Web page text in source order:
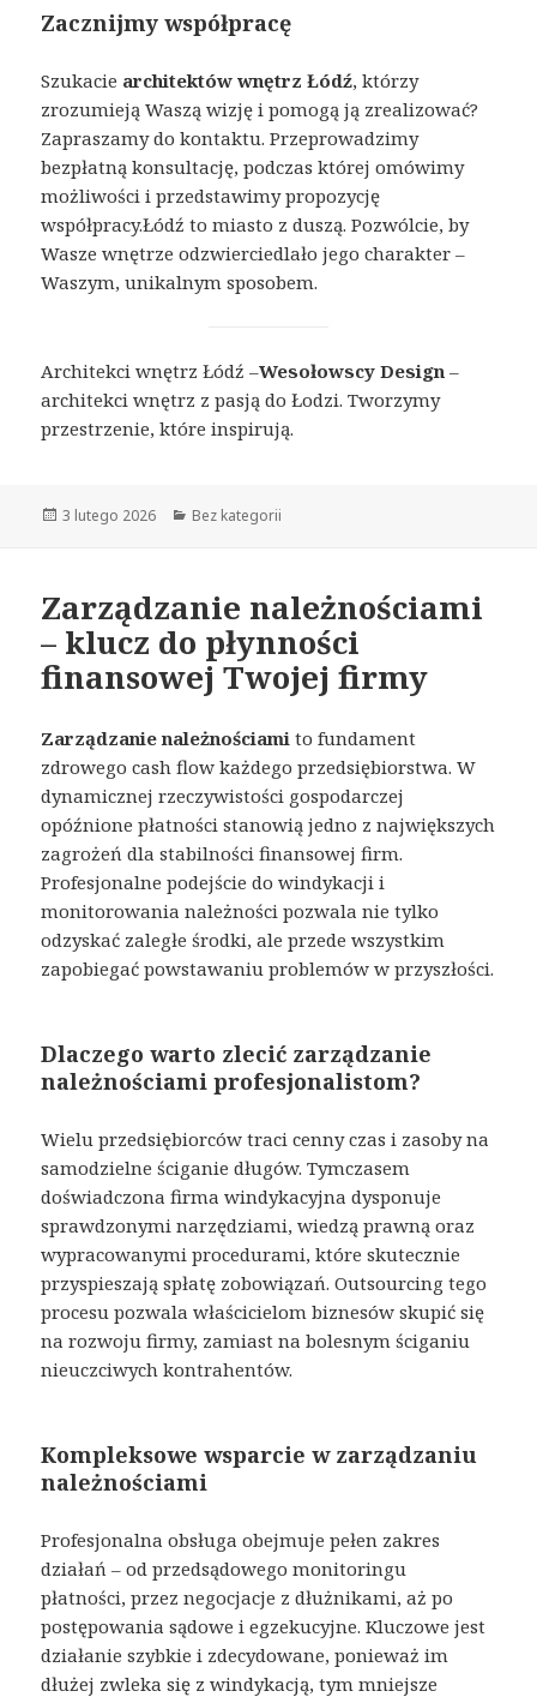
Zacznijmy współpracę
Szukacie architektów wnętrz Łódź, którzy
zrozumieją Waszą wizję i pomogą ją zrealizować?
Zapraszamy do kontaktu. Przeprowadzimy
bezpłatną konsultację, podczas której omówimy
możliwości i przedstawimy propozycję
współpracy.Łódź to miasto z duszą. Pozwólcie, by
Wasze wnętrze odzwierciedlało jego charakter –
Waszym, unikalnym sposobem.
Architekci wnętrz Łódź –Wesołowscy Design –
architekci wnętrz z pasją do Łodzi. Tworzymy
przestrzenie, które inspirują.
Opublikowano
3 lutego 2026 Kategorie
Bez kategorii
Zarządzanie należnościami
– klucz do płynności
finansowej Twojej firmy
Zarządzanie należnościami to fundament
zdrowego cash flow każdego przedsiębiorstwa. W
dynamicznej rzeczywistości gospodarczej
opóźnione płatności stanowią jedno z największych
zagrożeń dla stabilności finansowej firm.
Profesjonalne podejście do windykacji i
monitorowania należności pozwala nie tylko
odzyskać zaległe środki, ale przede wszystkim
zapobiegać powstawaniu problemów w przyszłości.
Dlaczego warto zlecić zarządzanie
należnościami profesjonalistom?
Wielu przedsiębiorców traci cenny czas i zasoby na
samodzielne ściganie długów. Tymczasem
doświadczona firma windykacyjna dysponuje
sprawdzonymi narzędziami, wiedzą prawną oraz
wypracowanymi procedurami, które skutecznie
przyspieszają spłatę zobowiązań. Outsourcing tego
procesu pozwala właścicielom biznesów skupić się
na rozwoju firmy, zamiast na bolesnym ściganiu
nieuczciwych kontrahentów.
Kompleksowe wsparcie w zarządzaniu
należnościami
Profesjonalna obsługa obejmuje pełen zakres
działań – od przedsądowego monitoringu
płatności, przez negocjacje z dłużnikami, aż po
postępowania sądowe i egzekucyjne. Kluczowe jest
działanie szybkie i zdecydowane, ponieważ im
dłużej zwleka się z windykacją, tym mniejsze